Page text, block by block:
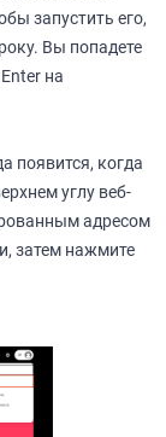
запустить его,
Вы попадете
на
появится, когда
углу веб-
адресом
затем нажмите